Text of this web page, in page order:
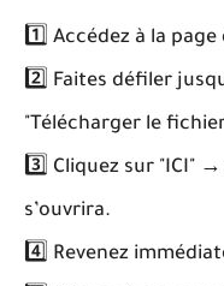
1️⃣ Accédez à la
2️⃣ Faites défiler
"Télécharger le
3️⃣ Cliquez sur "ICI"
s’ouvrira.
4️⃣ Revenez